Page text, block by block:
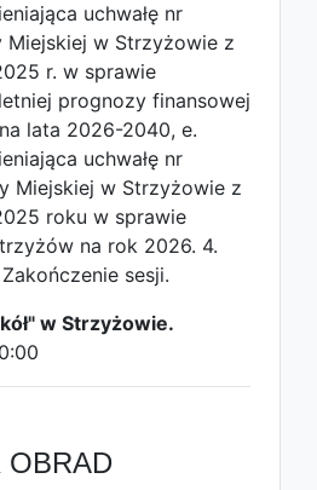
uchwałę nr
Miejskiej w Strzyżowie z
r. w sprawie
prognozy finansowej
lata 2026-2040, e.
uchwałę nr
Miejskiej w Strzyżowie z
roku w sprawie
na rok 2026. 4.
sesji.
w Strzyżowie.
OBRAD